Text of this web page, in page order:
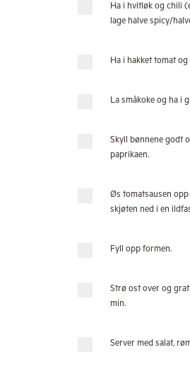
Ha i hvitløk og chili
lage halve spicy/
Ha i hakket tomat og
La småkoke og ha i
Skyll bønnene godt
paprikaen.
Øs tomatsausen
skjøten ned i en
Fyll opp formen.
Strø ost over og
min.
Server med salat,